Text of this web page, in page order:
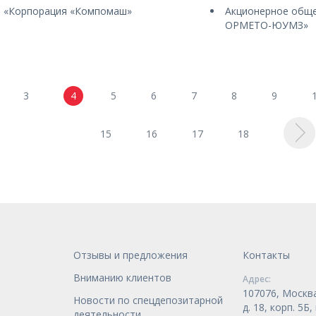
«Компомаш»
Акционерное
ОРМЕТО-ЮУМЗ»
3 4 5 6 7 8 9
15 16 17 18
Отзывы и предложения
Вниманию клиентов
Новости по спецдепозитарной
Контакты
Адрес:
107076,
д. 18, корп.